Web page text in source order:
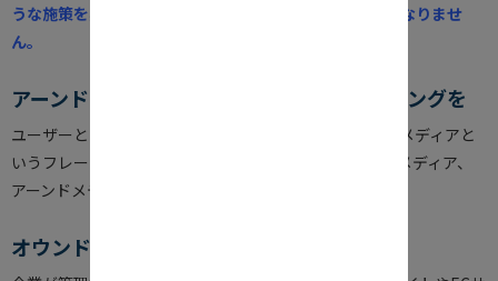
うな施策を実行すればよいのかを絶えず意識しなければなりませ
ん。
アーンドメディアの観点でのSNSマーケティングを
ユーザーとのコミュニケーション手段として、トリプルメディアと
いうフレームワークがあり、オウンドメディア、ペイドメディア、
アーンドメディアという３つに分類することができます。
オウンドメディア (Owned Media)